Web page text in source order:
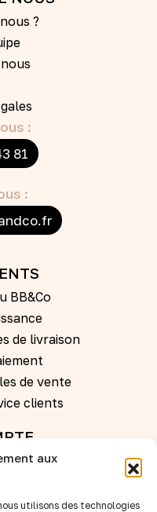
aux
utilisons des technologies
?
:
81
:
BB&Co
de livraison
de vente
clients